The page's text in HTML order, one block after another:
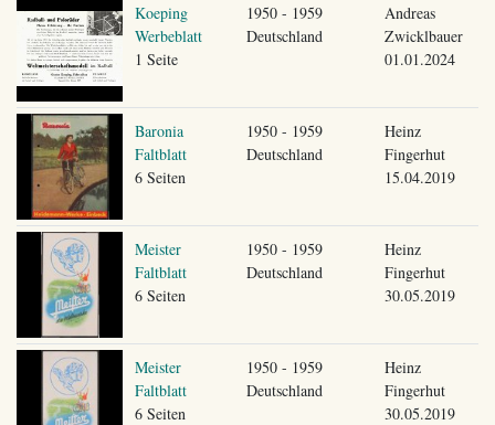
Koeping
Werbeblatt
1 Seite
1950 - 1959
Deutschland
Andreas
Zwicklbauer
01.01.2024
Baronia
Faltblatt
6 Seiten
1950 - 1959
Deutschland
Heinz
Fingerhut
15.04.2019
Meister
Faltblatt
6 Seiten
1950 - 1959
Deutschland
Heinz
Fingerhut
30.05.2019
Meister
Faltblatt
6 Seiten
1950 - 1959
Deutschland
Heinz
Fingerhut
30.05.2019